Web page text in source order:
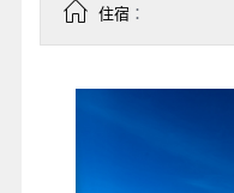
住宿：